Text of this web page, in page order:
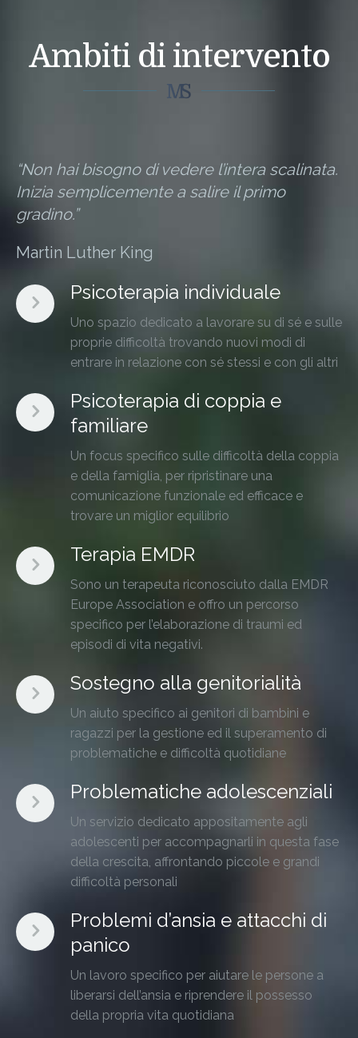
Ambiti di intervento
“Non hai bisogno di vedere l’intera scalinata.
Inizia semplicemente a salire il primo
gradino.”
Martin Luther King
Psicoterapia individuale
Uno spazio dedicato a lavorare su di sé e sulle
proprie difficoltà trovando nuovi modi di
entrare in relazione con sé stessi e con gli altri
Psicoterapia di coppia e
familiare
Un focus specifico sulle difficoltà della coppia
e della famiglia, per ripristinare una
comunicazione funzionale ed efficace e
trovare un miglior equilibrio
Terapia EMDR
Sono un terapeuta riconosciuto dalla EMDR
Europe Association e offro un percorso
specifico per l’elaborazione di traumi ed
episodi di vita negativi.
Sostegno alla genitorialità
Un aiuto specifico ai genitori di bambini e
ragazzi per la gestione ed il superamento di
problematiche e difficoltà quotidiane
Problematiche adolescenziali
Un servizio dedicato appositamente agli
adolescenti per accompagnarli in questa fase
della crescita, affrontando piccole e grandi
difficoltà personali
Problemi d’ansia e attacchi di
panico
Un lavoro specifico per aiutare le persone a
liberarsi dell’ansia e riprendere il possesso
della propria vita quotidiana